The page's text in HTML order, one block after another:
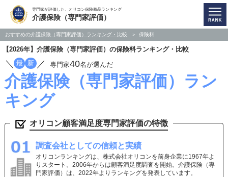
専門家が評価した、オリコン保険商品ランキング
介護保険（専門家評価）
おすすめの介護保険（専門家評価）ランキング・比較 保険料
【2026年】介護保険（専門家評価）の保険料ランキング・比較
／ 最 新 ／ 専門家40名が選んだ
介護保険（専門家評価）ラン
キング
オリコン顧客満足度専門家評価の特徴
調査会社としての信頼と実績
オリコンランキングは、株式会社オリコンを前身企業に1967年よ
りスタート。2006年からは顧客満足度調査を開始。介護保険（専
門家評価）は、2022年よりランキングを発表しています。